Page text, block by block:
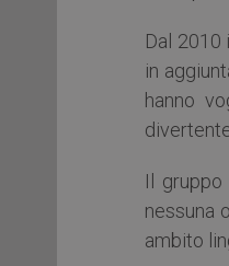
Dal 2010
in
hanno
Il
nessuna
ambito